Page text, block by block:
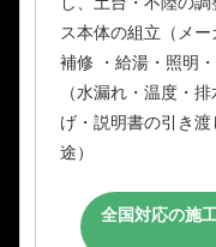
ス本体の組立（メ
補修 ・給湯・照明
（水漏れ・温度・
げ・説明書の引き
途）
全国対応の施